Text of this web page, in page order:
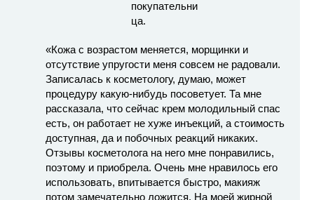
«Кожа с возрастом меняется, морщинки и
отсутствие упругости меня совсем не радовали.
Записалась к косметологу, думаю, может
процедуру какую-нибудь посоветует. Та мне
рассказала, что сейчас крем молодильный спас
есть, он работает не хуже инъекций, а стоимость
доступная, да и побочных реакций никаких.
Отзывы косметолога на него мне понравились,
поэтому и приобрела. Очень мне нравилось его
использовать, впитывается быстро, макияж
потом замечательно ложится. На моей жирной